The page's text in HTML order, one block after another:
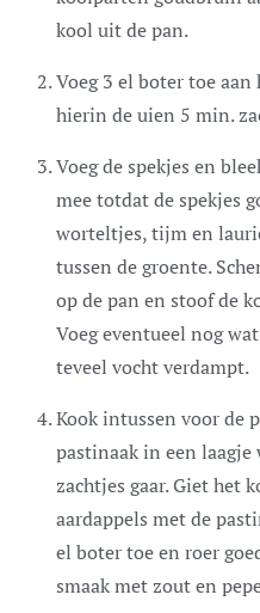
kool uit de pan.
Voeg 3 el boter toe
hierin de uien 5 min.
Voeg de spekjes en
mee totdat de spekjes
worteltjes, tijm en
tussen de groente.
op de pan en stoof de
Voeg eventueel nog
teveel vocht verdampt.
Kook intussen voor de
pastinaak in een
zachtjes gaar. Giet het
aardappels met de
el boter toe en roer
smaak met zout en